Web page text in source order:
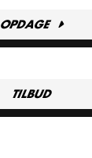
OPDAGE
TILBUD